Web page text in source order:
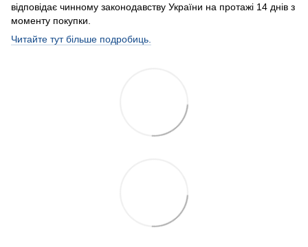
відповідає чинному законодавству України на протажі 14 днів з
моменту покупки.
Читайте тут більше подробиць.